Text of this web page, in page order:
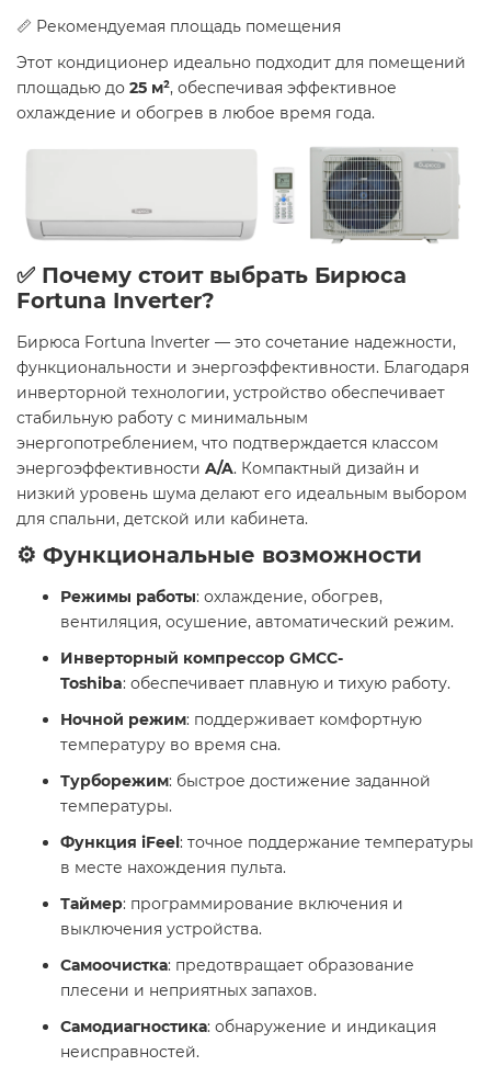
📏 Рекомендуемая площадь помещения
Этот кондиционер идеально подходит для помещений
площадью до 25 м², обеспечивая эффективное
охлаждение и обогрев в любое время года.
✅ Почему стоит выбрать Бирюса
Fortuna Inverter?
Бирюса Fortuna Inverter — это сочетание надежности,
функциональности и энергоэффективности. Благодаря
инверторной технологии, устройство обеспечивает
стабильную работу с минимальным
энергопотреблением, что подтверждается классом
энергоэффективности A/A. Компактный дизайн и
низкий уровень шума делают его идеальным выбором
для спальни, детской или кабинета.
⚙️ Функциональные возможности
Режимы работы: охлаждение, обогрев,
вентиляция, осушение, автоматический режим.
Инверторный компрессор GMCC-
Toshiba: обеспечивает плавную и тихую работу.
Ночной режим: поддерживает комфортную
температуру во время сна.
Турборежим: быстрое достижение заданной
температуры.
Функция iFeel: точное поддержание температуры
в месте нахождения пульта.
Таймер: программирование включения и
выключения устройства.
Самоочистка: предотвращает образование
плесени и неприятных запахов.
Самодиагностика: обнаружение и индикация
неисправностей.